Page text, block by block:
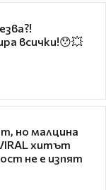
всички!😯💥
но малцина
хитът
не е изпят